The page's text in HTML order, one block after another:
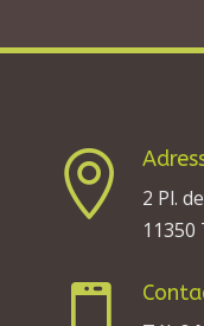

2 Pl.
11350